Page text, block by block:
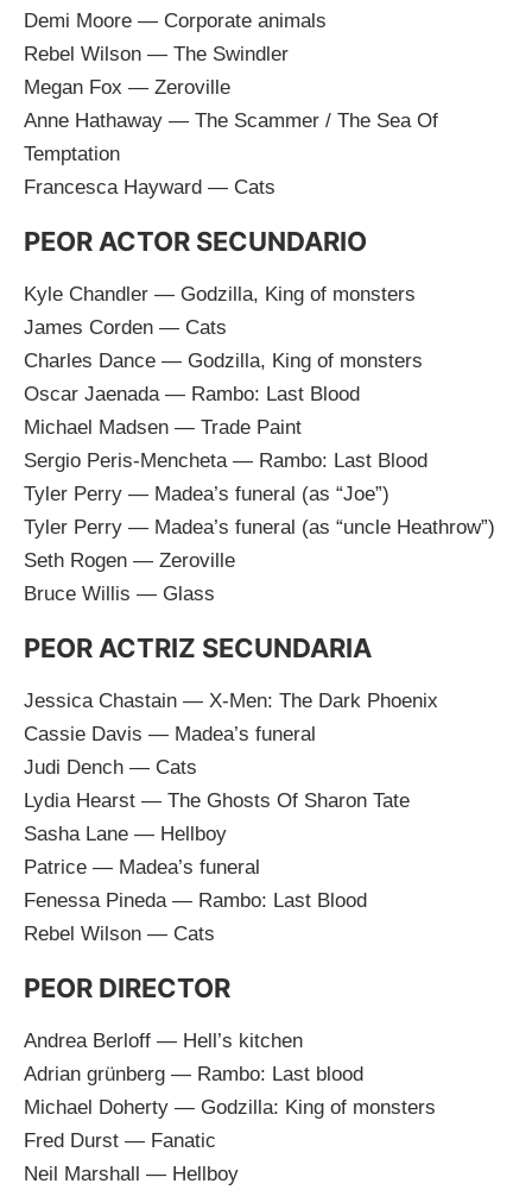
Demi Moore — Corporate animals
Rebel Wilson — The Swindler
Megan Fox — Zeroville
Anne Hathaway — The Scammer / The Sea Of
Temptation
Francesca Hayward — Cats
PEOR ACTOR SECUNDARIO
Kyle Chandler — Godzilla, King of monsters
James Corden — Cats
Charles Dance — Godzilla, King of monsters
Oscar Jaenada — Rambo: Last Blood
Michael Madsen — Trade Paint
Sergio Peris-Mencheta — Rambo: Last Blood
Tyler Perry — Madea’s funeral (as “Joe”)
Tyler Perry — Madea’s funeral (as “uncle Heathrow”)
Seth Rogen — Zeroville
Bruce Willis — Glass
PEOR ACTRIZ SECUNDARIA
Jessica Chastain — X-Men: The Dark Phoenix
Cassie Davis — Madea’s funeral
Judi Dench — Cats
Lydia Hearst — The Ghosts Of Sharon Tate
Sasha Lane — Hellboy
Patrice — Madea’s funeral
Fenessa Pineda — Rambo: Last Blood
Rebel Wilson — Cats
PEOR DIRECTOR
Andrea Berloff — Hell’s kitchen
Adrian grünberg — Rambo: Last blood
Michael Doherty — Godzilla: King of monsters
Fred Durst — Fanatic
Neil Marshall — Hellboy